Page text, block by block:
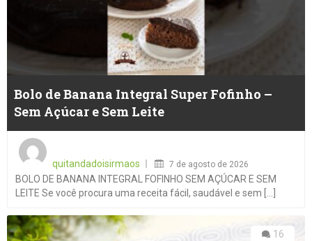
Bolo de Banana Integral Super Fofinho –
Sem Açúcar e Sem Leite
quitandadoisirmaos
7 de agosto de 2026
BOLO DE BANANA INTEGRAL FOFINHO SEM AÇÚCAR E SEM
LEITE Se você procura uma receita fácil, saudável e sem [...]
16